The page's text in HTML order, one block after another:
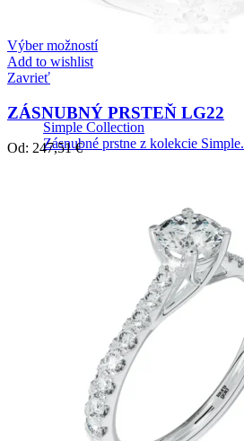
Simple Collection
Zásnubné prstne z kolekcie Simple.
Výber možností
Add to wishlist
Zavrieť
ZÁSNUBNÝ PRSTEŇ LG22
Od: 247,51€